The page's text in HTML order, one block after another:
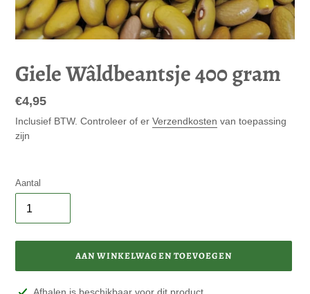
Giele Wâldbeantsje 400 gram
Normale
prijs
€4,95
Inclusief BTW. Controleer of er Verzendkosten van toepassing
zijn
Aantal
AAN WINKELWAGEN TOEVOEGEN
Product